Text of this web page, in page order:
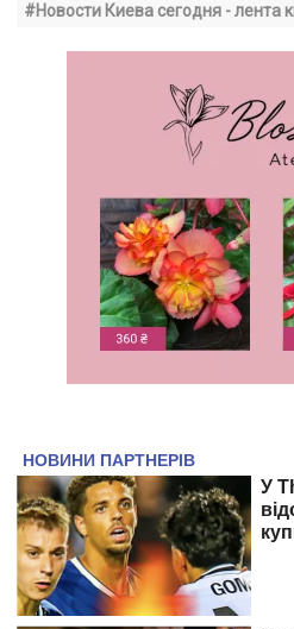
#Новости Киева сегодня - лента